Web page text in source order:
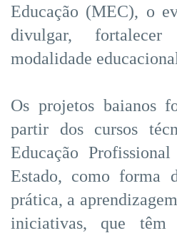
Educação (MEC), o
divulgar,
modalidade
Os projetos baianos
partir dos cursos
Educação
Estado, como forma
prática, a
iniciativas, que têm